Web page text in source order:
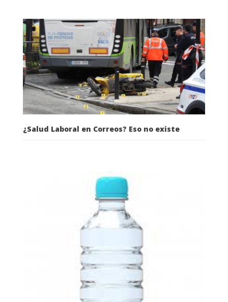
¿Salud Laboral en Correos? Eso no existe